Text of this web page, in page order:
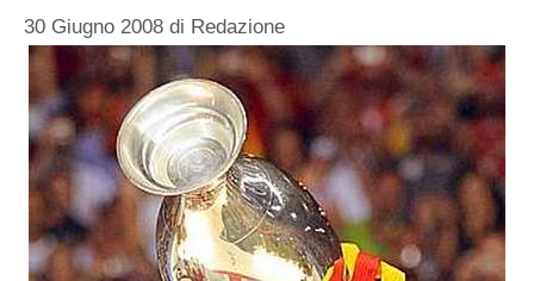
30 Giugno 2008 di Redazione